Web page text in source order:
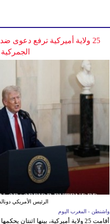
25 ولاية أميركية ترفع
الجمركية
الرئيس الأمريكي
واشنطن - المغرب اليوم
أقامت 25 ولاية أميركية، بينها